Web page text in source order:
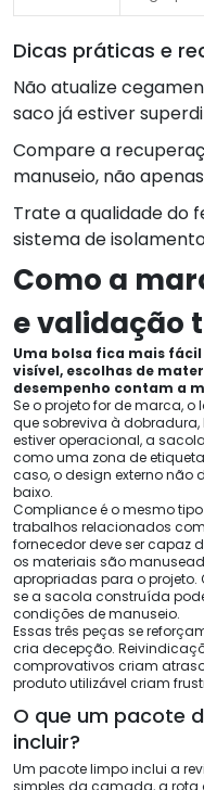
Dicas práticas e
Não atualize
saco já estiver
Compare a
manuseio, não
Trate a qualidade do
sistema de
Como a
e validação
Uma bolsa fica mais
visível, escolhas de
desempenho contam a
Se o projeto for de marca,
que sobreviva à dobradura,
estiver operacional, a
como uma zona de
caso, o design externo não
baixo.
Compliance é o mesmo
trabalhos relacionados
fornecedor deve ser capaz
os materiais são
apropriadas para o projeto.
se a sacola construída
condições de manuseio.
Essas três peças se
cria decepção.
comprovativos criam
produto utilizável criam
O que um pacote
incluir?
Um pacote limpo inclui a
simples da camada, a rota